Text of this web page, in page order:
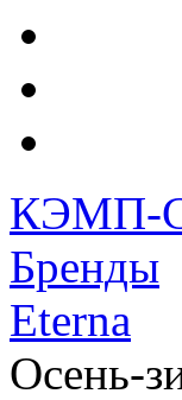
КЭМП-
Бренды
Eterna
Осень-